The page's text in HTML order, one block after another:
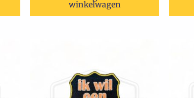
winkelwagen
€5,99.